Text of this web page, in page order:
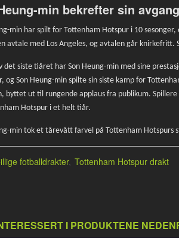
min bekrefter sin
min har spilt for Tottenham Hotspur i 10
avtale med Los Angeles, og avtalen går knirkefritt.
det siste tiåret har Son Heung-min med sine
og Son Heung-min spilte sin siste kamp for
byttet ut til rungende applaus fra publikum.
Hotspur i et helt tiår.
min tok et tårevått farvel på Tottenham
fotballdrakter, Tottenham Hotspur drakt
I PRODUKTENE